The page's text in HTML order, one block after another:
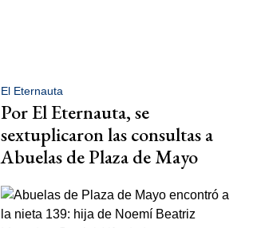
El Eternauta
Por El Eternauta, se
sextuplicaron las consultas a
Abuelas de Plaza de Mayo